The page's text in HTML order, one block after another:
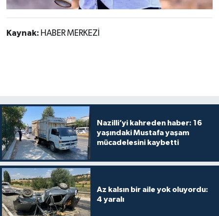
Kaynak: HABER MERKEZİ
Nazilli’yi kahreden haber: 16
yaşındaki Mustafa yaşam
mücadelesini kaybetti
Az kalsın bir aile yok oluyordu:
4 yaralı